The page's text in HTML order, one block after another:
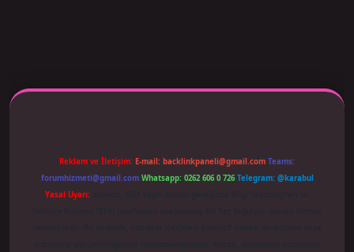
Reklam ve İletişim: E-mail: backlinkpaneli@gmail.com Teams:
forumhizmeti@gmail.com Whatsapp: 0262 606 0 726 Telegram: @karabul
Yasal Uyarı: